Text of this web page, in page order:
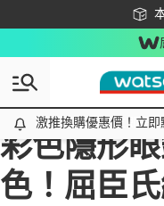
激推換購優惠價！立即點
激推換購優惠價！立即
All
話題趨勢
彩色隱形
色！屈臣